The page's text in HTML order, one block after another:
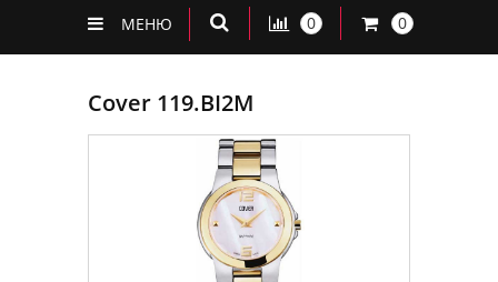
МЕНЮ 0 0
Cover 119.BI2M